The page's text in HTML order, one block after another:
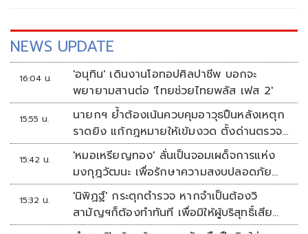
NEWS UPDATE
16:04 น.
'อนุทิน' เดินงานโอทอปศิลปาชีพ บอกจะ
พยายามสานต่อ 'ไทยช่วยไทยพลัส เฟส 2'
15:55 น.
นายกฯ ย้ำต้องเน้นควบคุมอาวุธปืนหลังเหตุก
ราดยิง แก้กฎหมายให้เข้มงวด ตั้งด่านตรวจ
เพิ่ม
15:42 น.
'หมอเหรียญทอง' ลั่นเป็นจอมเผด็จการแห่ง
มงกุฎวัฒนะ เพื่อรักษาความสงบปลอดภัย
ภายในรพ.
15:32 น.
'นิพิฏฐ์' กระตุกตำรวจ หากจำเป็นต้องวิ
สามัญฯก็ต้องทำทันที เพื่อมิให้ผู้บริสุทธิ์เสีย
ชีวิตเพิ่ม